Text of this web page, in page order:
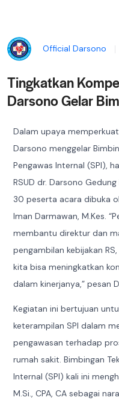
Official Darsono
Tingkatkan
Darsono Gelar
Dalam upaya
Darsono menggelar
Pengawas Internal (SPI),
RSUD dr. Darsono
30 peserta acara dibuka
Iman Darmawan, M.Kes.
membantu direktur dan
pengambilan kebijakan
kita bisa meningkatkan
dalam kinerjanya,” pesan
Kegiatan ini bertujuan
keterampilan SPI dalam
pengawasan terhadap
rumah sakit. Bimbingan
Internal (SPI) kali ini
M.Si., CPA, CA sebagai